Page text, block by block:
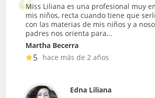
Miss Liliana es una profesional muy
mis niños, recta cuando tiene que
con las materias de mis niños y a
padres nos orienta para...
Martha Becerra
5 hace más de 2 años
Edna Liliana